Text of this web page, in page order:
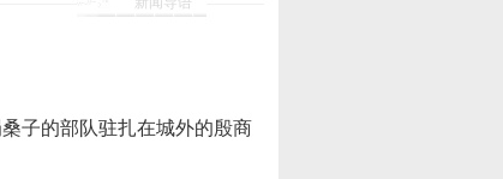
子的部队驻扎在城外的殷商